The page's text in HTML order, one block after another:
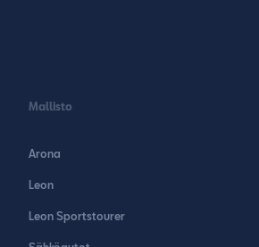
Mallisto
Arona
Leon
Leon Sportstourer